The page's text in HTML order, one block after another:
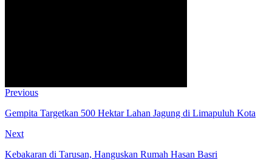
Previous
Gempita Targetkan 500 Hektar Lahan Jagung di Limapuluh Kota
Next
Kebakaran di Tarusan, Hanguskan Rumah Hasan Basri